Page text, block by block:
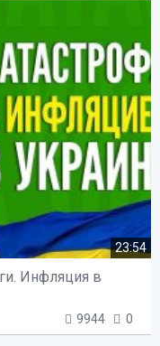
23:54
Инфляция в
9944 0